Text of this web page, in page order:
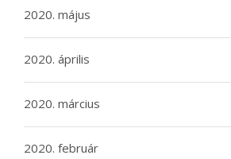
2020. május
2020. április
2020. március
2020. február